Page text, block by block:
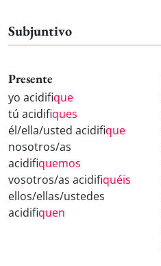
Subjuntivo
Presente
yo acidifique
tú acidifiques
él/ella/usted acidifique
nosotros/as
acidifiquemos
vosotros/as acidifiquéis
ellos/ellas/ustedes
acidifiquen